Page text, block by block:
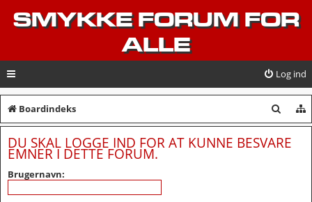
SMYKKE FORUM FOR
ALLE
Log ind
Boardindeks
ø
g
DU SKAL LOGGE IND FOR AT KUNNE BESVARE
EMNER I DETTE FORUM.
Brugernavn: